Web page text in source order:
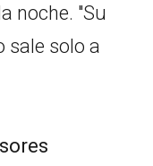
noche. "Su
sale solo a